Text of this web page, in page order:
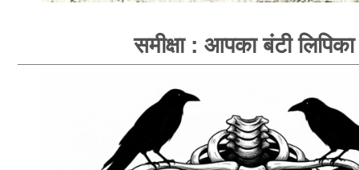
समीक्षा : आपका बंटी लिपिका